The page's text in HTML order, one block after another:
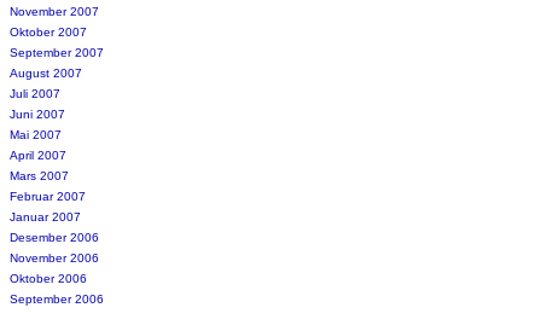
November 2007
Oktober 2007
September 2007
August 2007
Juli 2007
Juni 2007
Mai 2007
April 2007
Mars 2007
Februar 2007
Januar 2007
Desember 2006
November 2006
Oktober 2006
September 2006